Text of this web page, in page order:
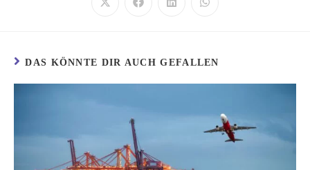
DAS KÖNNTE DIR AUCH GEFALLEN